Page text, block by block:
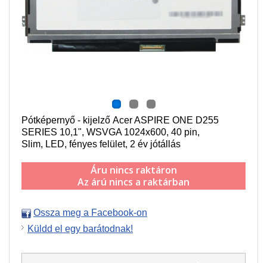
Pótképernyő - kijelző Acer ASPIRE ONE D255
SERIES 10,1", WSVGA 1024x600, 40 pin,
Slim, LED, fényes felület, 2 év jótállás
Áru nincs raktáron
Az árú nincs a raktárban
Ossza meg a Facebook-on
Küldd el egy barátodnak!